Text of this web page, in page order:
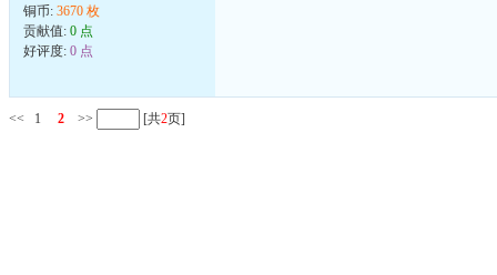
铜币: 3670 枚
贡献值: 0 点
好评度: 0 点
<< 1 2 >> [共2页]